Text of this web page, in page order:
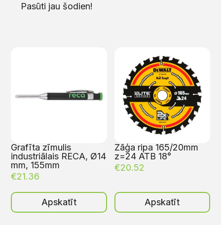
Pasūti jau šodien!
Grafīta zīmulis
industriālais RECA, Ø14
mm, 155mm
€21.36
Apskatīt
Zāģa ripa 165/20mm
z=24 ATB 18°
€20.52
Apskatīt